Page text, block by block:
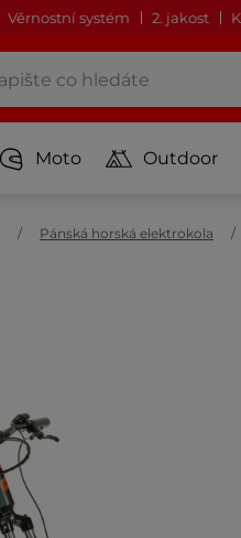
Věrnostní systém 2. jakost
Moto Outdoor
Pánská horská elektrokola